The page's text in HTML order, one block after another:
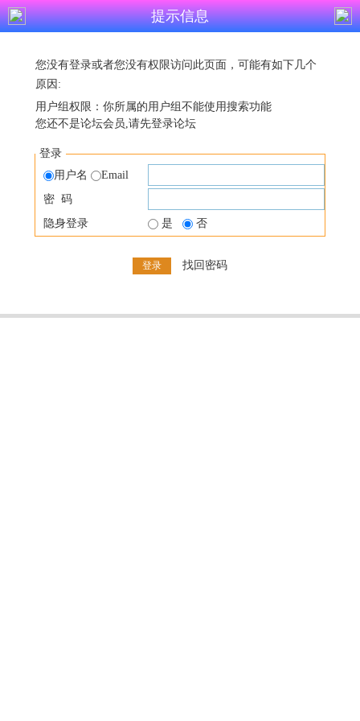
提示信息
您没有登录或者您没有权限访问此页面，可能有如下几个
原因:
用户组权限：你所属的用户组不能使用搜索功能
您还不是论坛会员,请先登录论坛
登录
用户名
Email
密 码
隐身登录
是 否
找回密码